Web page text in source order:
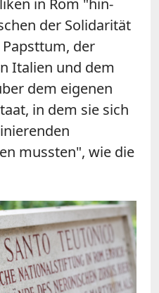
der Solidarität
der
Italien und dem
dem eigenen
in dem sie sich
mussten", wie die